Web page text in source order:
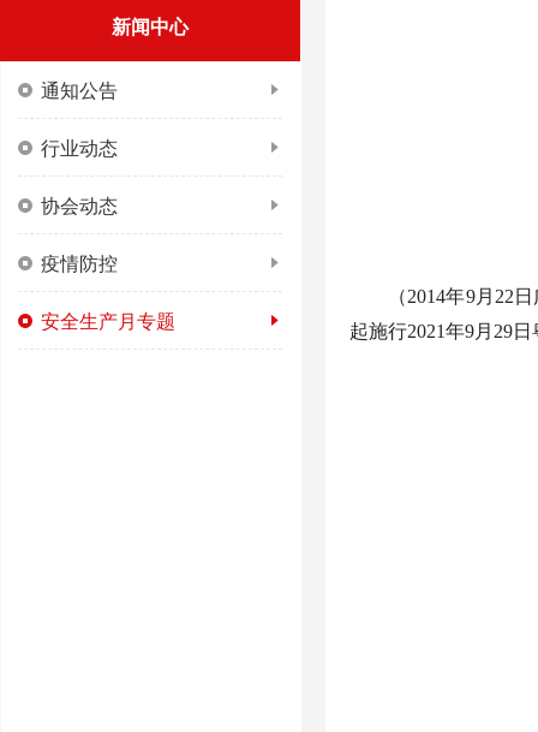
新闻中心
通知公告
行业动态
协会动态
疫情防控
安全生产月专题
（2014年9月22
起施行2021年9月29